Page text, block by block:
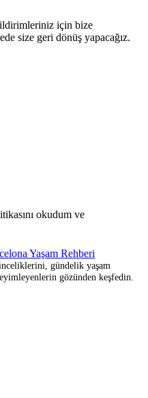
için bize
size geri dönüş yapacağız.
okudum ve
inceliklerini, gündelik yaşam
gözünden keşfedin.